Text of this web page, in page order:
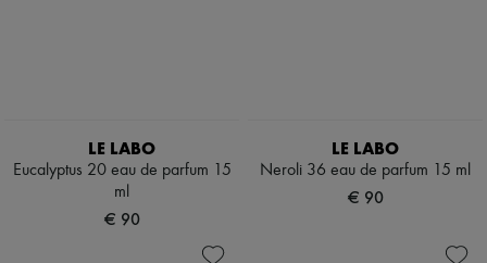
LE LABO
Eucalyptus 20 eau de parfum 15
ml
€ 90
LE LABO
Neroli 36 eau de parfum 15 ml
€ 90